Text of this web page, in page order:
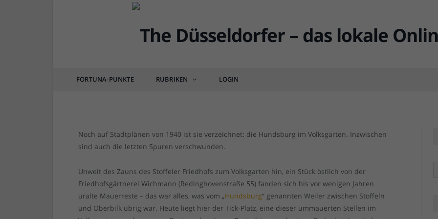
FORTUNA-PUNKTE RUBRIKEN LOGIN
DÜSSEL-HISTÖRCHEN
Die Hundsburg – das verschwundene Dörfchen
Noch auf Stadtplänen von 1940 ist sie verzeichnet: die Hundsburg im Volksgarten. Inzwischen
sind auch die letzten Spuren verschwunden.
Unweit des Zauns des Stoffeler Friedhofs zum Volksgarten hin, ein Stück östlich von der
Friedhofsgärtnerei Wichmann (Redinghovenstraße 55) fanden sich bis vor wenigen Jahren
uralte Mauerreste – das war alles, was vom „Hundsburg“ genannten Weiler zwischen Stoffeln
und Oberbilk übrig war. Heute liegt hier der Tick-Platz, eine dieser ummauerten Stellen im